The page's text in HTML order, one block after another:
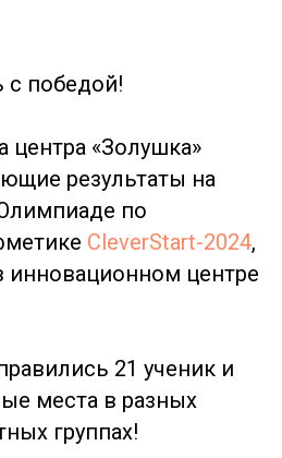
с победой!
центра «Золушка»
результаты на
по
CleverStart-2024,
инновационном центре
21 ученик и
места в разных
группах!